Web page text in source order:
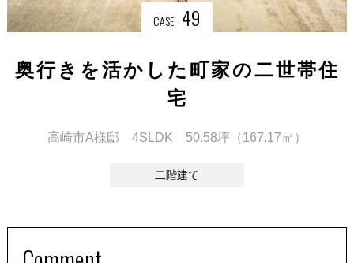
CASE 49
奥行きを活かした町家の二世帯住
宅
高崎市A様邸 4SLDK 50.58坪（167.17㎡）
二階建て